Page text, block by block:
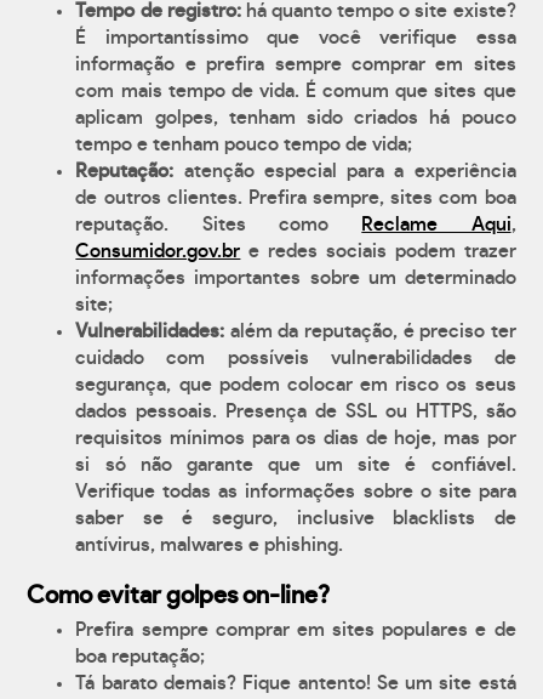
Tempo de registro:há quanto tempo o site existe?
É importantíssimo que você verifique essa
informação e prefira sempre comprar em sites
com mais tempo de vida. É comum que sites que
aplicam golpes, tenham sido criados há pouco
tempo e tenham pouco tempo de vida;
Reputação: atenção especial para a experiência
de outros clientes. Prefira sempre, sites com boa
reputação. Sites como
Reclame Aqui,
Consumidor.gov.br e redes sociais podem trazer
informações importantes sobre um determinado
site;
Vulnerabilidades: além da reputação, é preciso ter
cuidado com possíveis vulnerabilidades de
segurança, que podem colocar em risco os seus
dados pessoais. Presença de SSL ou HTTPS, são
requisitos mínimos para os dias de hoje, mas por
si só não garante que um site é confiável.
Verifique todas as informações sobre o site para
saber se é seguro, inclusive blacklists de
antívirus, malwares e phishing.
Como evitar golpes on-line?
Prefira sempre comprar em sites populares e de
boa reputação;
Tá barato demais? Fique antento! Se um site está